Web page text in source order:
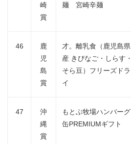
崎
賞
麺 宮崎辛麺
46
鹿
児
島
賞
才。離乳食（鹿児島県
産 きびなご・しらす・
そら豆）フリーズドラ
イ
47
沖
縄
賞
もとぶ牧場ハンバーグ
缶PREMIUMギフト